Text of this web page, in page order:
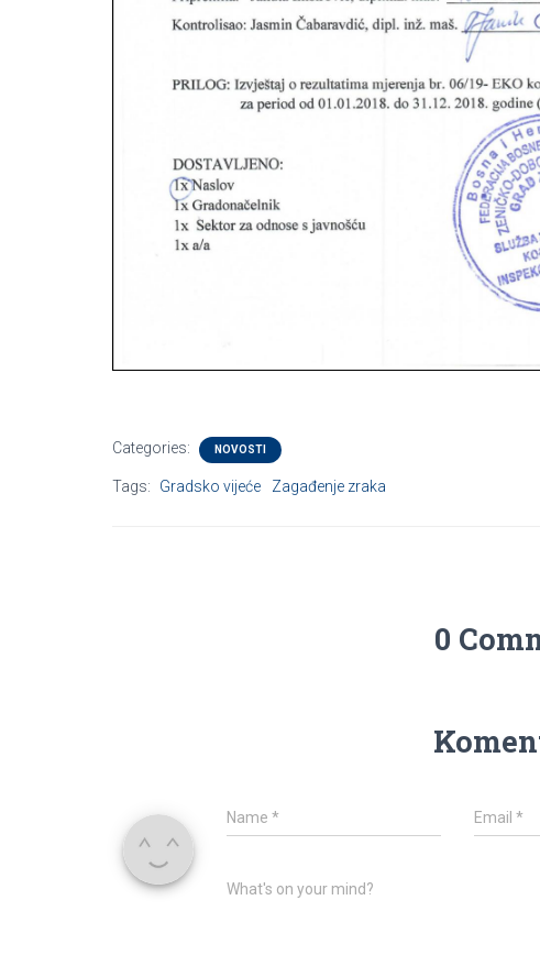
Categories: NOVOSTI
Tags: Gradsko vijeće Zagađenje zraka
0
Name * Email*
What's on your mind?